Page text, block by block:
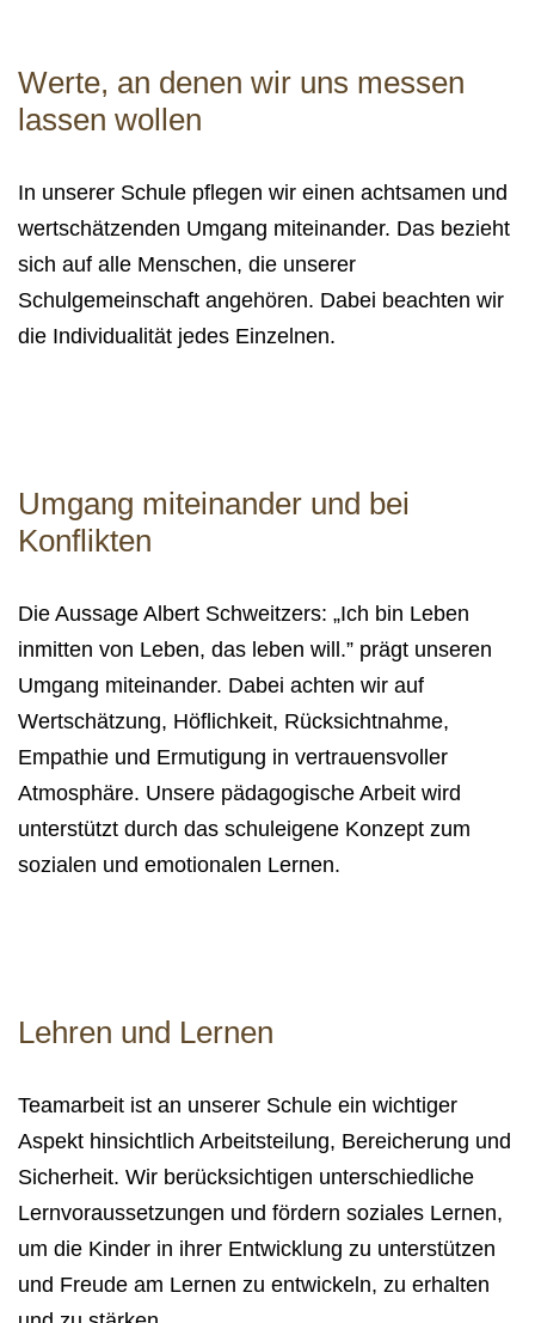
Werte, an denen wir uns messen
lassen wollen
In unserer Schule pflegen wir einen achtsamen und
wertschätzenden Umgang miteinander. Das bezieht
sich auf alle Menschen, die unserer
Schulgemeinschaft angehören. Dabei beachten wir
die Individualität jedes Einzelnen.
Umgang miteinander und bei
Konflikten
Die Aussage Albert Schweitzers: „Ich bin Leben
inmitten von Leben, das leben will.” prägt unseren
Umgang miteinander. Dabei achten wir auf
Wertschätzung, Höflichkeit, Rücksichtnahme,
Empathie und Ermutigung in vertrauensvoller
Atmosphäre. Unsere pädagogische Arbeit wird
unterstützt durch das schuleigene Konzept zum
sozialen und emotionalen Lernen.
Lehren und Lernen
Teamarbeit ist an unserer Schule ein wichtiger
Aspekt hinsichtlich Arbeitsteilung, Bereicherung und
Sicherheit. Wir berücksichtigen unterschiedliche
Lernvoraussetzungen und fördern soziales Lernen,
um die Kinder in ihrer Entwicklung zu unterstützen
und Freude am Lernen zu entwickeln, zu erhalten